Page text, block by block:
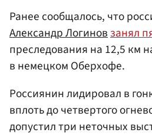
Ранее сообщалось, что
Александр Логиновзанял
преследования на 12,5 км
в немецком Оберхофе.
Россиянин лидировал в
вплоть до четвертого
допустил три неточных